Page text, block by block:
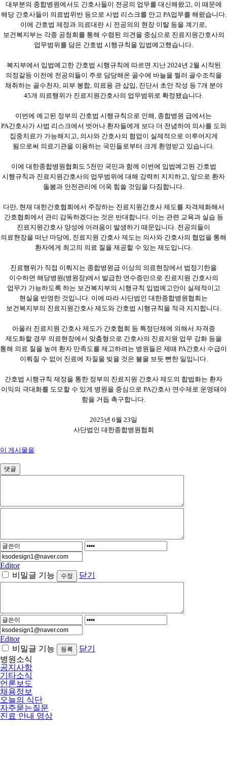
대부분의 종합병원에서도 간호사들이 전공의 업무를 대신해왔고, 이 때문에
해당 간호사들이 의료법위반 등으로 사법 리스크를 안고 PA업무를 해왔습니다.
이에 간호법 제정과 의료대란 시 전공의의 현장 이탈 등을 계기로,
보건복지부는 각종 공청회를 통해 수렴된 의견을 중심으로 진료지원간호사의
업무범위를 담은 간호법 시행규칙을 입법예고했습니다.
복지부에서 입법예고한 간호법 시행규칙에 따르면 지난 2024년 2월 시작된
의정갈등 이전에 전공의들이 주로 담당해온 골수에 바늘을 찔러 골수조직을
채취하는 골수천자, 피부 봉합, 의료용 관 삽입, 진단서 초안 작성 등 7개 분야
45개 의료행위가 진료지원간호사의 업무범위로 확정됐습니다.
이번에 예고된 정부의 간호법 시행규칙으로 인해, 종합병원 급에서는
PA간호사가 사법 리스크에서 벗어나 환자들에게 보다 더 전념하여 의사를 도와
집중치료가 가능해지고, 의사와 간호사의 협업이 실제적으로 이루어지게
됨으로써 의료기관을 이용하는 국민들로부터 크게 환영받고 있습니다.
이에 대한종합병원협회도 5천만 국민과 함께 이번에 입법예고된 간호법
시행규칙과 진료지원간호사의 업무범위에 대해 강력히 지지하고, 앞으로 환자
돌봄과 안전관리에 더욱 힘쓸 것임을 다짐합니다.
다만, 현재 대한간호협회에서 주장하는 진료지원간호사 제도를 자격제화해서
간호협회에서 관리 감독하겠다는 것은 반대합니다. 이는 관련 교육과 실습 등
진료지원간호사 양성에 어려움이 발생하기 때문입니다. 전공의들이
의료현장을 떠난 마당에, 진료지원 간호사 제도는 의사와 간호사의 협업을 통해
환자에게 최고의 의료 질을 제공할 수 있는 제도입니다.
진료행위가 직접 이뤄지는 종합병원급 이상의 의료현장에서 법정기한을
이수하면 해당병원(병원장)에서 발급한 연수증만으로 진료지원 간호사의
업무가 가능하도록 하는 보건복지부의 시행규칙 입법예고안이 실제적이고
현실을 반영한 것입니다. 이에 따라 사단법인 대한종합병원협회는
보건복지부의 진료지원간호사 제도와 간호법 시행규칙을 적극 지지합니다.
아울러 진료지원 간호사 제도가 간호협회 등 특정단체에 의해서 자격증
제도화할 경우 의료현장에서 맞춤형으로 간호사의 진료지원 업무 강화 등을
통해 의료 질을 높여 환자 만족도를 제고하려는 병원들은 제때 PA간호사 수급이
이뤄질 수 없어 진료에 차질을 빚을 것은 불을 보듯 뻔한 일입니다.
간호법 시행규칙 제정을 통한 정부의 진료지원 간호사 제도의 합법화는 환자
이익의 극대화를 도모할 수 있게 병원을 중심으로 PA간호사 연수제로 운영돼야
함을 거듭 촉구합니다.
2025년 6월 23일
사단법인 대한종합병원협회
이 게시물을
댓글
Editor
비밀글 기능
닫기
Editor
비밀글 기능
닫기
병원소식
공지사항
기타소식
언론보도
채용정보
오늘의 식단
자주묻는질문
진료 안내 영상